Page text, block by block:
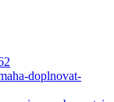
doplnovat-